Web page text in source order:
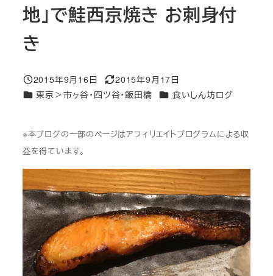
地」で鮭西京焼き お刺身付
き
投稿日
2015年9月16日
更新日
2015年9月17日
カテゴリー
東京＞市ヶ谷・四ツ谷・飯田橋 カテゴリー
食いしん坊ログ
※本ブログの一部のページはアフィリエイトプログラムによる収
益を得ています。